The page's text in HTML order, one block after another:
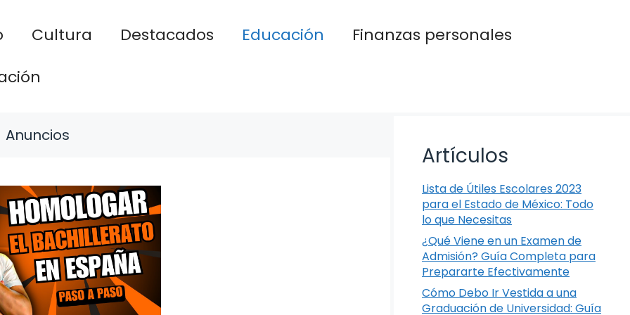
Cultura Destacados Educación
Finanzas personales
Anuncios
Artículos
Lista de Útiles Escolares 2023
para el Estado de México: Todo
lo que Necesitas
¿Qué Viene en un Examen de
Admisión? Guía Completa para
Prepararte Efectivamente
Cómo Debo Ir Vestida a una
Graduación de Universidad: Guía